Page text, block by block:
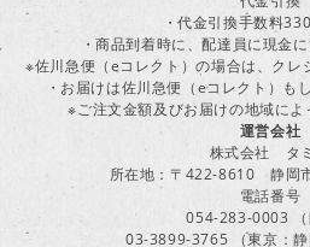
・代金引換手数料
・商品到着時に、配達員に現金
※佐川急便（eコレクト）の場合は、クレ
・お届けは佐川急便（eコレクト）も
※ご注文金額及びお届けの地域によ
運営会社
株式会社 タ
所在地：〒422-8610 静岡
電話番号
054-283-0003 （
03-3899-3765 （東京：静